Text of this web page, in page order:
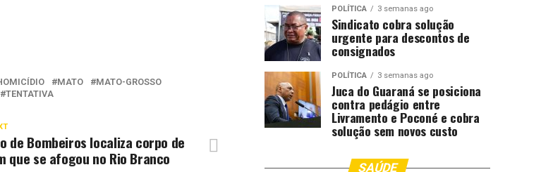
MATO
MATO-GROSSO
TENTATIVA
de Bombeiros localiza corpo de
que se afogou no Rio Branco
POLÍTICA 3 semanas ago
Sindicato cobra solução
urgente para descontos de
consignados
POLÍTICA 3 semanas ago
Juca do Guaraná se posiciona
contra pedágio entre
Livramento e Poconé e cobra
solução sem novos custo
SAÚDE